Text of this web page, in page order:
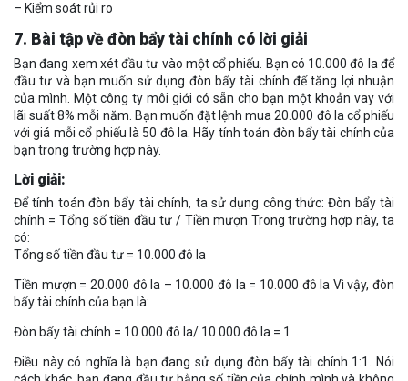
– Kiểm soát rủi ro
7. Bài tập về đòn bẩy tài chính có lời giải
Bạn đang xem xét đầu tư vào một cổ phiếu. Bạn có 10.000 đô la để
đầu tư và bạn muốn sử dụng đòn bẩy tài chính để tăng lợi nhuận
của mình. Một công ty môi giới có sẵn cho bạn một khoản vay với
lãi suất 8% mỗi năm. Bạn muốn đặt lệnh mua 20.000 đô la cổ phiếu
với giá mỗi cổ phiếu là 50 đô la. Hãy tính toán đòn bẩy tài chính của
bạn trong trường hợp này.
Lời giải:
Để tính toán đòn bẩy tài chính, ta sử dụng công thức: Đòn bẩy tài
chính = Tổng số tiền đầu tư / Tiền mượn Trong trường hợp này, ta
có:
Tổng số tiền đầu tư = 10.000 đô la
Tiền mượn = 20.000 đô la – 10.000 đô la = 10.000 đô la Vì vậy, đòn
bẩy tài chính của bạn là:
Đòn bẩy tài chính = 10.000 đô la/ 10.000 đô la = 1
Điều này có nghĩa là bạn đang sử dụng đòn bẩy tài chính 1:1. Nói